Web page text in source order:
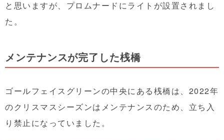
と思いますが、プロムナードにライトが設置されまし
た。
メンテナンスが完了した桟橋
ゴールフェイスグリーンの中央にある桟橋は、2022年
のクリスマスシーズンはメンテナンスのため、立ち入
り禁止になっていました。